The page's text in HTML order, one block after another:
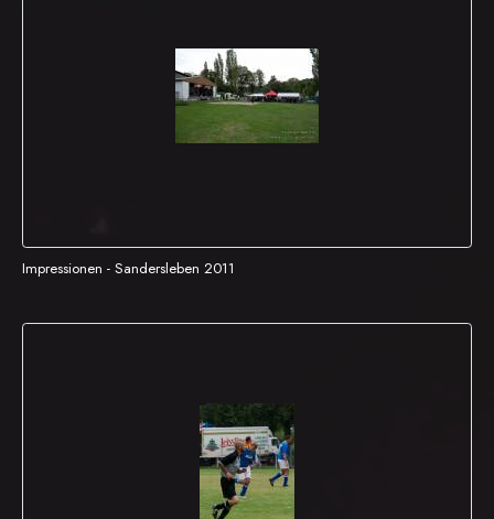
Impressionen - Sandersleben 2011